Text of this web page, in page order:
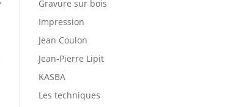
Gravure sur bois
Impression
Jean Coulon
Jean-Pierre Lipit
KASBA
Les techniques